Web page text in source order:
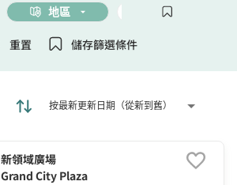
地區 面積
重置 儲存篩選條件
按最新更新日期（從新到舊）
新領域廣場
Grand City Plaza